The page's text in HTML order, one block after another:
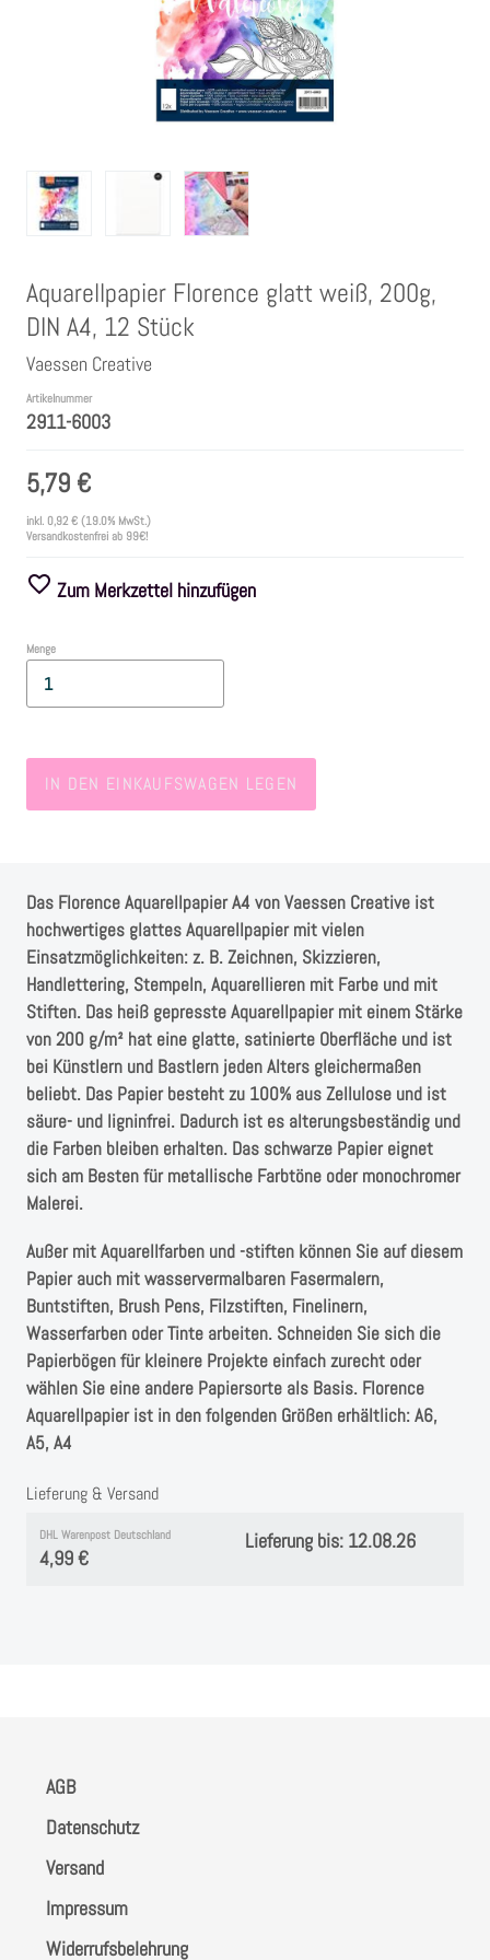
Embossing Pulver WOW
Kartendeko Embellishments
Präge-, Universal- Maskierschablonen
Papiere
Bänder & Garn
Siegelwachs /Papierschöpfen
Farben
Herbst
SALE
Instagram
Kranzliebe
Aquarellpapier Florence glatt weiß, 200g,
DIN A4, 12 Stück
Vaessen Creative
Artikelnummer
2911-6003
5,79 €
inkl. 0,92 € (19.0% MwSt.)
Versandkostenfrei ab 99€!
Zum Merkzettel hinzufügen
Menge
IN DEN EINKAUFSWAGEN LEGEN
Das Florence Aquarellpapier A4 von Vaessen Creative ist
hochwertiges glattes Aquarellpapier mit vielen
Einsatzmöglichkeiten: z. B. Zeichnen, Skizzieren,
Handlettering, Stempeln, Aquarellieren mit Farbe und mit
Stiften. Das heiß gepresste Aquarellpapier mit einem Stärke
von 200 g/m² hat eine glatte, satinierte Oberfläche und ist
bei Künstlern und Bastlern jeden Alters gleichermaßen
beliebt. Das Papier besteht zu 100% aus Zellulose und ist
säure- und ligninfrei. Dadurch ist es alterungsbeständig und
die Farben bleiben erhalten. Das schwarze Papier eignet
sich am Besten für metallische Farbtöne oder monochromer
Malerei.
Außer mit Aquarellfarben und -stiften können Sie auf diesem
Papier auch mit wasservermalbaren Fasermalern,
Buntstiften, Brush Pens, Filzstiften, Finelinern,
Wasserfarben oder Tinte arbeiten. Schneiden Sie sich die
Papierbögen für kleinere Projekte einfach zurecht oder
wählen Sie eine andere Papiersorte als Basis. Florence
Aquarellpapier ist in den folgenden Größen erhältlich: A6,
A5, A4
Lieferung & Versand
DHL Warenpost Deutschland
4,99 €
Lieferung bis: 12.08.26
AGB
Datenschutz
Versand
Impressum
Widerrufsbelehrung